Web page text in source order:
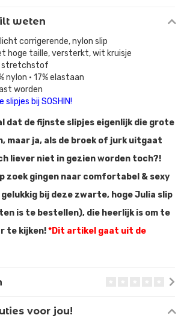
weten
corrigerende, nylon slip
hoge taille, versterkt, wit kruisje
stretchstof
nylon • 17% elastaan
worden
slipjes bij SOSHIN!
dat de fijnste slipjes eigenlijk die grote
maar ja, als de broek of jurk uitgaat
liever niet in gezien worden toch?!
zoek gingen naar comfortabel & sexy
gelukkig bij deze zwarte, hoge Julia slip
is te bestellen), die heerlijk is om te
te kijken!*Dit artikel gaat uit de
voor jou!